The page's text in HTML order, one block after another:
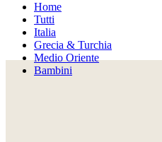
Home
Tutti
Italia
Grecia & Turchia
Medio Oriente
Bambini